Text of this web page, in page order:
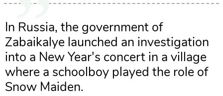
In Russia, the government of
Zabaikalye launched an investigation
into a New Year's concert in a village
where a schoolboy played the role of
Snow Maiden.